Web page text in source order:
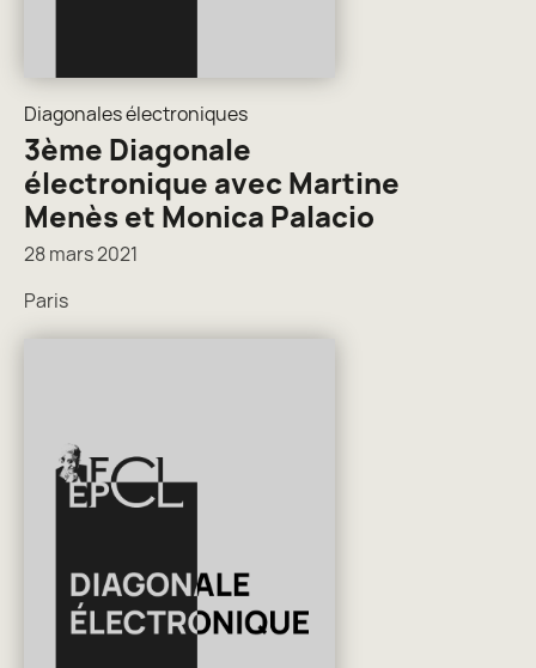
Diagonales électroniques
3ème Diagonale
électronique avec Martine
Menès et Monica Palacio
28 mars 2021
Paris